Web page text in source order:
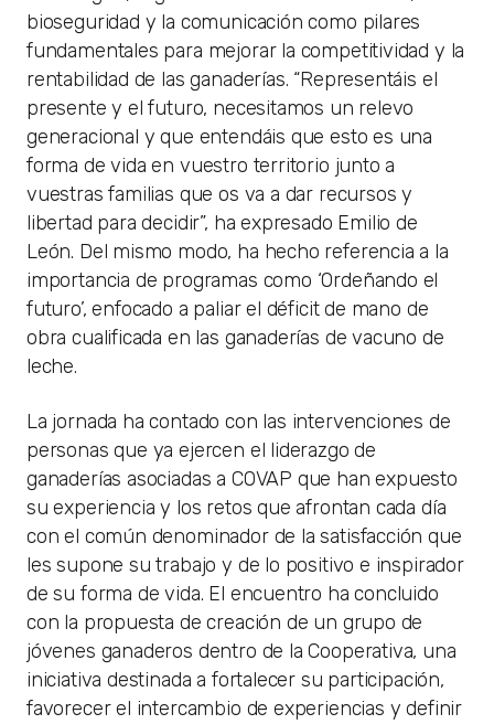
bioseguridad y la comunicación como pilares
fundamentales para mejorar la competitividad y la
rentabilidad de las ganaderías. “Representáis el
presente y el futuro, necesitamos un relevo
generacional y que entendáis que esto es una
forma de vida en vuestro territorio junto a
vuestras familias que os va a dar recursos y
libertad para decidir”, ha expresado Emilio de
León. Del mismo modo, ha hecho referencia a la
importancia de programas como ‘Ordeñando el
futuro’, enfocado a paliar el déficit de mano de
obra cualificada en las ganaderías de vacuno de
leche.
La jornada ha contado con las intervenciones de
personas que ya ejercen el liderazgo de
ganaderías asociadas a COVAP que han expuesto
su experiencia y los retos que afrontan cada día
con el común denominador de la satisfacción que
les supone su trabajo y de lo positivo e inspirador
de su forma de vida. El encuentro ha concluido
con la propuesta de creación de un grupo de
jóvenes ganaderos dentro de la Cooperativa, una
iniciativa destinada a fortalecer su participación,
favorecer el intercambio de experiencias y definir